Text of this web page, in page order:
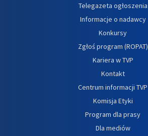
Telegazeta ogłoszenia
Informacje o nadawcy
Konkursy
Zgłoś program (ROPAT)
Kariera w TVP
Kontakt
Centrum informacji TVP
Komisja Etyki
Program dla prasy
Dla mediów